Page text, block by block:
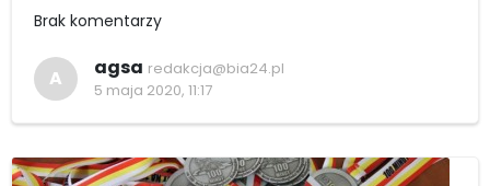
Brak komentarzy
A agsa redakcja@bia24.pl
5 maja 2020, 11:17